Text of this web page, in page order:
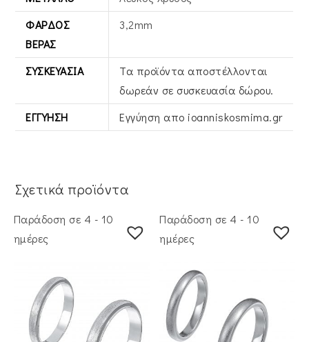
ΦΆΡΔΟΣ
ΒΕΡΑΣ
3,2mm
ΣΥΣΚΕΥΑΣΊΑ
Τα προϊόντα αποστέλλονται
δωρεάν σε συσκευασία δώρου.
ΕΓΓΎΗΣΗ
Εγγύηση απο ioanniskosmima.gr
Σχετικά προϊόντα
Παράδοση σε 4 - 10
ημέρες
Παράδοση σε 4 - 10
ημέρες